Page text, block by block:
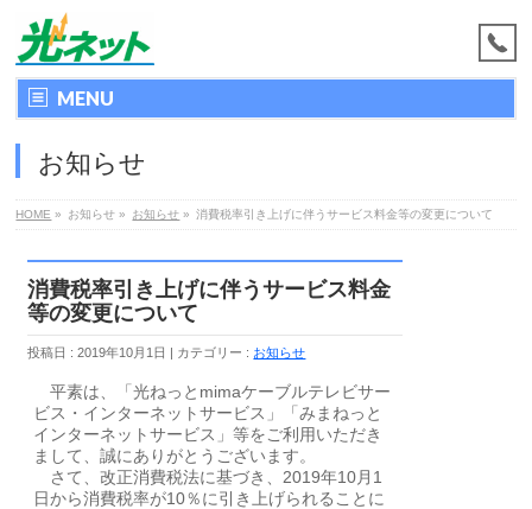
MENU
お知らせ
HOME » お知らせ » お知らせ » 消費税率引き上げに伴うサービス料金等の変更について
消費税率引き上げに伴うサービス料金
等の変更について
投稿日 : 2019年10月1日 カテゴリー : お知らせ
平素は、「光ねっとmimaケーブルテレビサー
ビス・インターネットサービス」「みまねっと
インターネットサービス」等をご利用いただき
まして、誠にありがとうございます。
さて、改正消費税法に基づき、2019年10月1
日から消費税率が10％に引き上げられることに